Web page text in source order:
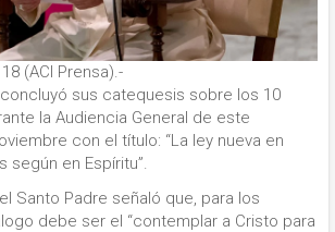
18 (ACI Prensa).-
sus catequesis sobre los 10
la Audiencia General de este
con el título: “La ley nueva en
según en Espíritu”.
Santo Padre señaló que, para los
debe ser el “contemplar a Cristo para